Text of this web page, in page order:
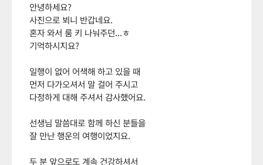
안녕하세요?
사진으로 뵈니 반갑네요.
혼자 와서 룸 키 나눠주던...ㅎ
기억하시지요?
일행이 없어 어색해 하고 있을 때
먼저 다가오셔서 말 걸어 주시고
다정하게 대해 주셔서 감사했어요.
선생님 말씀대로 함께 하신 분들을
잘 만난 행운의 여행이었지요.
두 분 앞으로도 계속 건강하셔서